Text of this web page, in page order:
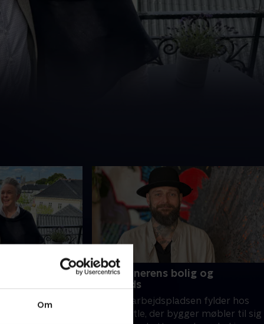
Om
i smørhullet
er en femmer i
3. Kunstnerens bolig og
legeplads
Hjemmearbejdspladsen fylder hos
Allan Bestle, der bygger møbler til sig